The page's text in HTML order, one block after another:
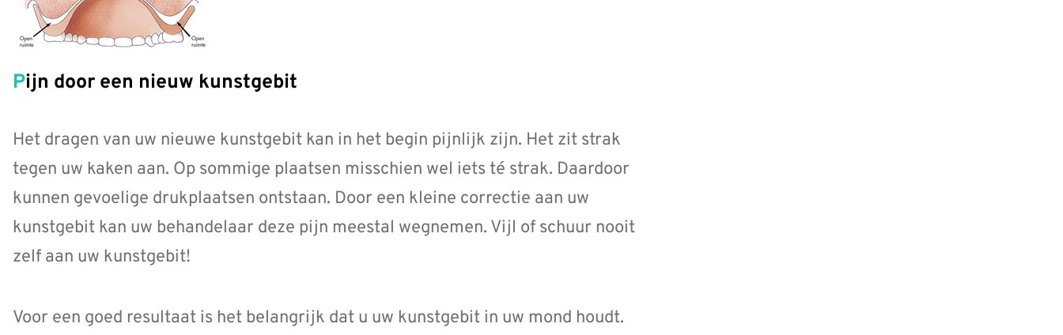
Pijn door een nieuw kunstgebit
Het dragen van uw nieuwe kunstgebit kan in het begin pijnlijk zijn. Het zit strak
tegen uw kaken aan. Op sommige plaatsen misschien wel iets té strak. Daardoor
kunnen gevoelige drukplaatsen ontstaan. Door een kleine correctie aan uw
kunstgebit kan uw behandelaar deze pijn meestal wegnemen. Vijl of schuur nooit
zelf aan uw kunstgebit!
Voor een goed resultaat is het belangrijk dat u uw kunstgebit in uw mond houdt.